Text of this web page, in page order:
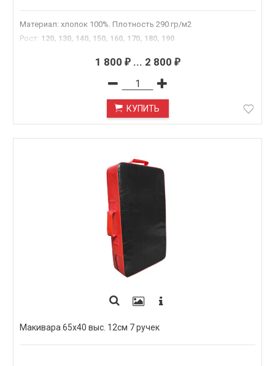
Материал: хлопок 100%. Плотность 290 гр/м2
Рост: 120, 130, 140, 150, 160, 170, 180, 190
1 800 ₽... 2 800 ₽
КУПИТЬ
Макивара 65х40 выс. 12см 7 ручек